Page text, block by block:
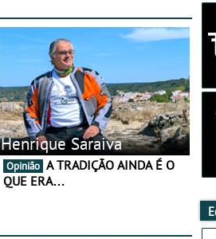
Henrique Saraiva
Opinião
QUE ERA…